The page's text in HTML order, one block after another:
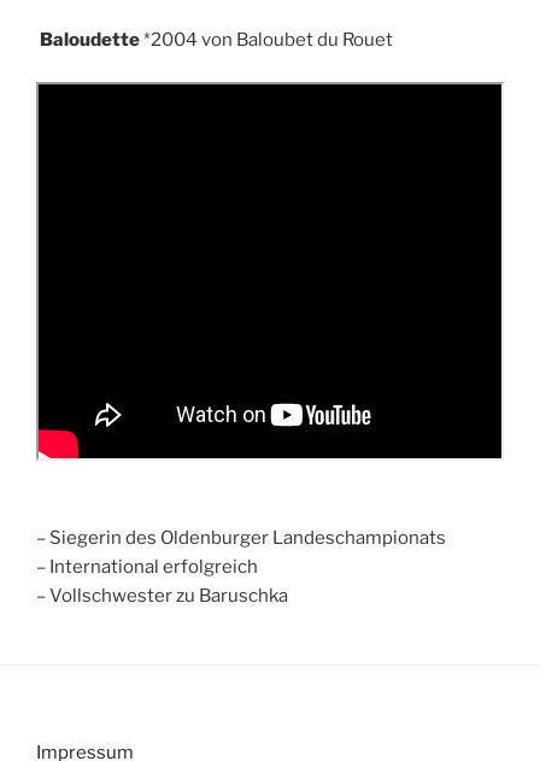
Baloudette*2004 von Baloubet du Rouet
– Siegerin des Oldenburger Landeschampionats
– International erfolgreich
– Vollschwester zu Baruschka
Impressum